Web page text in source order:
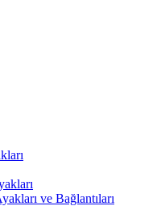
ve Bağlantıları